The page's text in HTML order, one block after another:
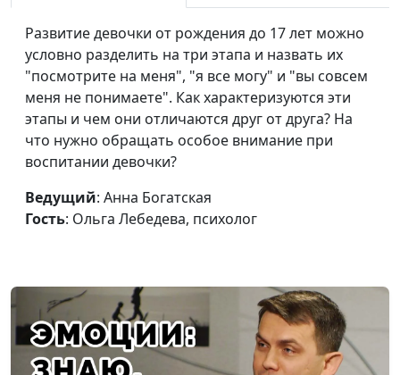
На грани развода. Как
спасти семью?
Юлия Синицына,
Елена Горбунова,
Послеродовая
депрессия
Юлия Синицына,
Елена Горбунова,
психолог
после рождения
ребёнка?
Елена Горбунова,
психолог
семьи
Елена Горбунова,
психолог
Что разрушает семью?
Юлия Синицына,
Елена Горбунова,
#635
Развитие девочки от рождения до 17 лет можно
условно разделить на три этапа и назвать их
"посмотрите на меня", "я все могу" и "вы совсем
меня не понимаете". Как характеризуются эти
этапы и чем они отличаются друг от друга? На
что нужно обращать особое внимание при
воспитании девочки?
Ведущий: Анна Богатская
Гость: Ольга Лебедева, психолог